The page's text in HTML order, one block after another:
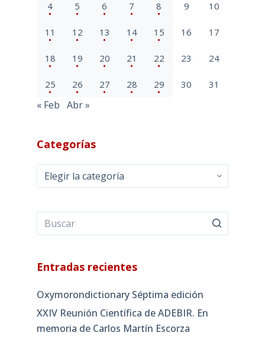
4 5 6 7 8 9 10
11 12 13 14 15 16 17
18 19 20 21 22 23 24
25 26 27 28 29 30 31
« Feb Abr »
Categorías
Categorías
Entradas recientes
Oxymorondictionary Séptima edición
XXIV Reunión Científica de ADEBIR. En
memoria de Carlos Martín Escorza